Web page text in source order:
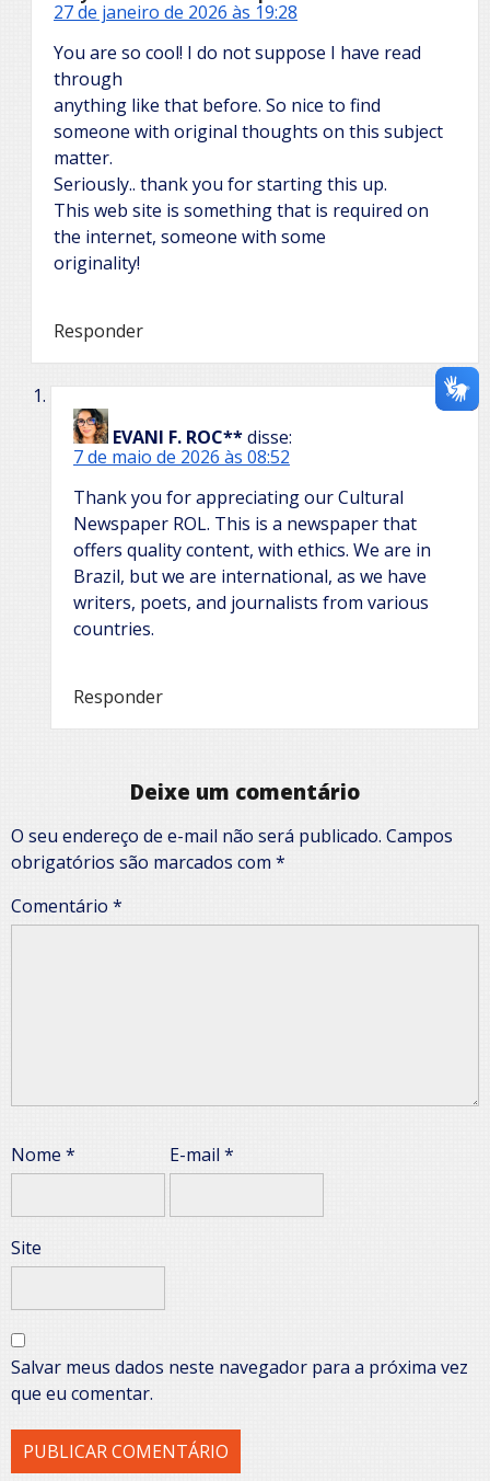
27 de janeiro de 2026 às 19:28
You are so cool! I do not suppose I have read
through
anything like that before. So nice to find
someone with original thoughts on this subject
matter.
Seriously.. thank you for starting this up.
This web site is something that is required on
the internet, someone with some
originality!
Responder
EVANI F. ROC**disse:
7 de maio de 2026 às 08:52
Thank you for appreciating our Cultural
Newspaper ROL. This is a newspaper that
offers quality content, with ethics. We are in
Brazil, but we are international, as we have
writers, poets, and journalists from various
countries.
Responder
Deixe um comentário
O seu endereço de e-mail não será publicado. Campos
obrigatórios são marcados com *
Comentário *
Nome * E-mail *
Site
Salvar meus dados neste navegador para a próxima vez
que eu comentar.